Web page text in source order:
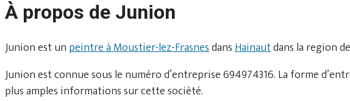
À propos de Junion
Junion est un peintre à Moustier-lez-FrasnesdansHainautdans la region
Junion est connue sous le numéro d’entreprise 694974316. La forme
plus amples informations sur cette société.